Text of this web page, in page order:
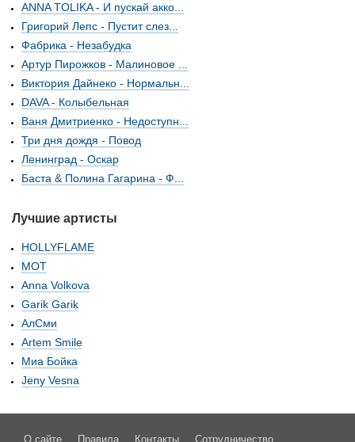
ANNA TOLIKA - И пускай акко...
Григорий Лепс - Пустит слез...
Фабрика - Незабудка
Артур Пирожков - Малиновое ...
Виктория Дайнеко - Нормальн...
DAVA - Колыбельная
Ваня Дмитриенко - Недоступн...
Три дня дождя - Повод
Ленинград - Оскар
Баста & Полина Гагарина - Ф...
Лучшие артисты
HOLLYFLAME
МОТ
Anna Volkova
Garik Garik
АлСми
Artem Smile
Миа Бойка
Jeny Vesna
О сайте Правила Контакты Сотрудничество